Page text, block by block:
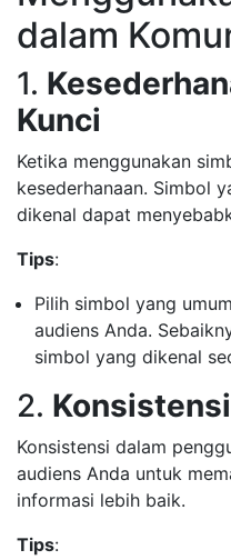
dalam
1.
Kunci
Ketika menggunakan
kesederhanaan. Simbol
dikenal dapat
Tips:
Pilih simbol yang
audiens Anda.
simbol yang dikenal
2. Konsistensi
Konsistensi dalam
audiens Anda untuk
informasi lebih baik.
Tips: